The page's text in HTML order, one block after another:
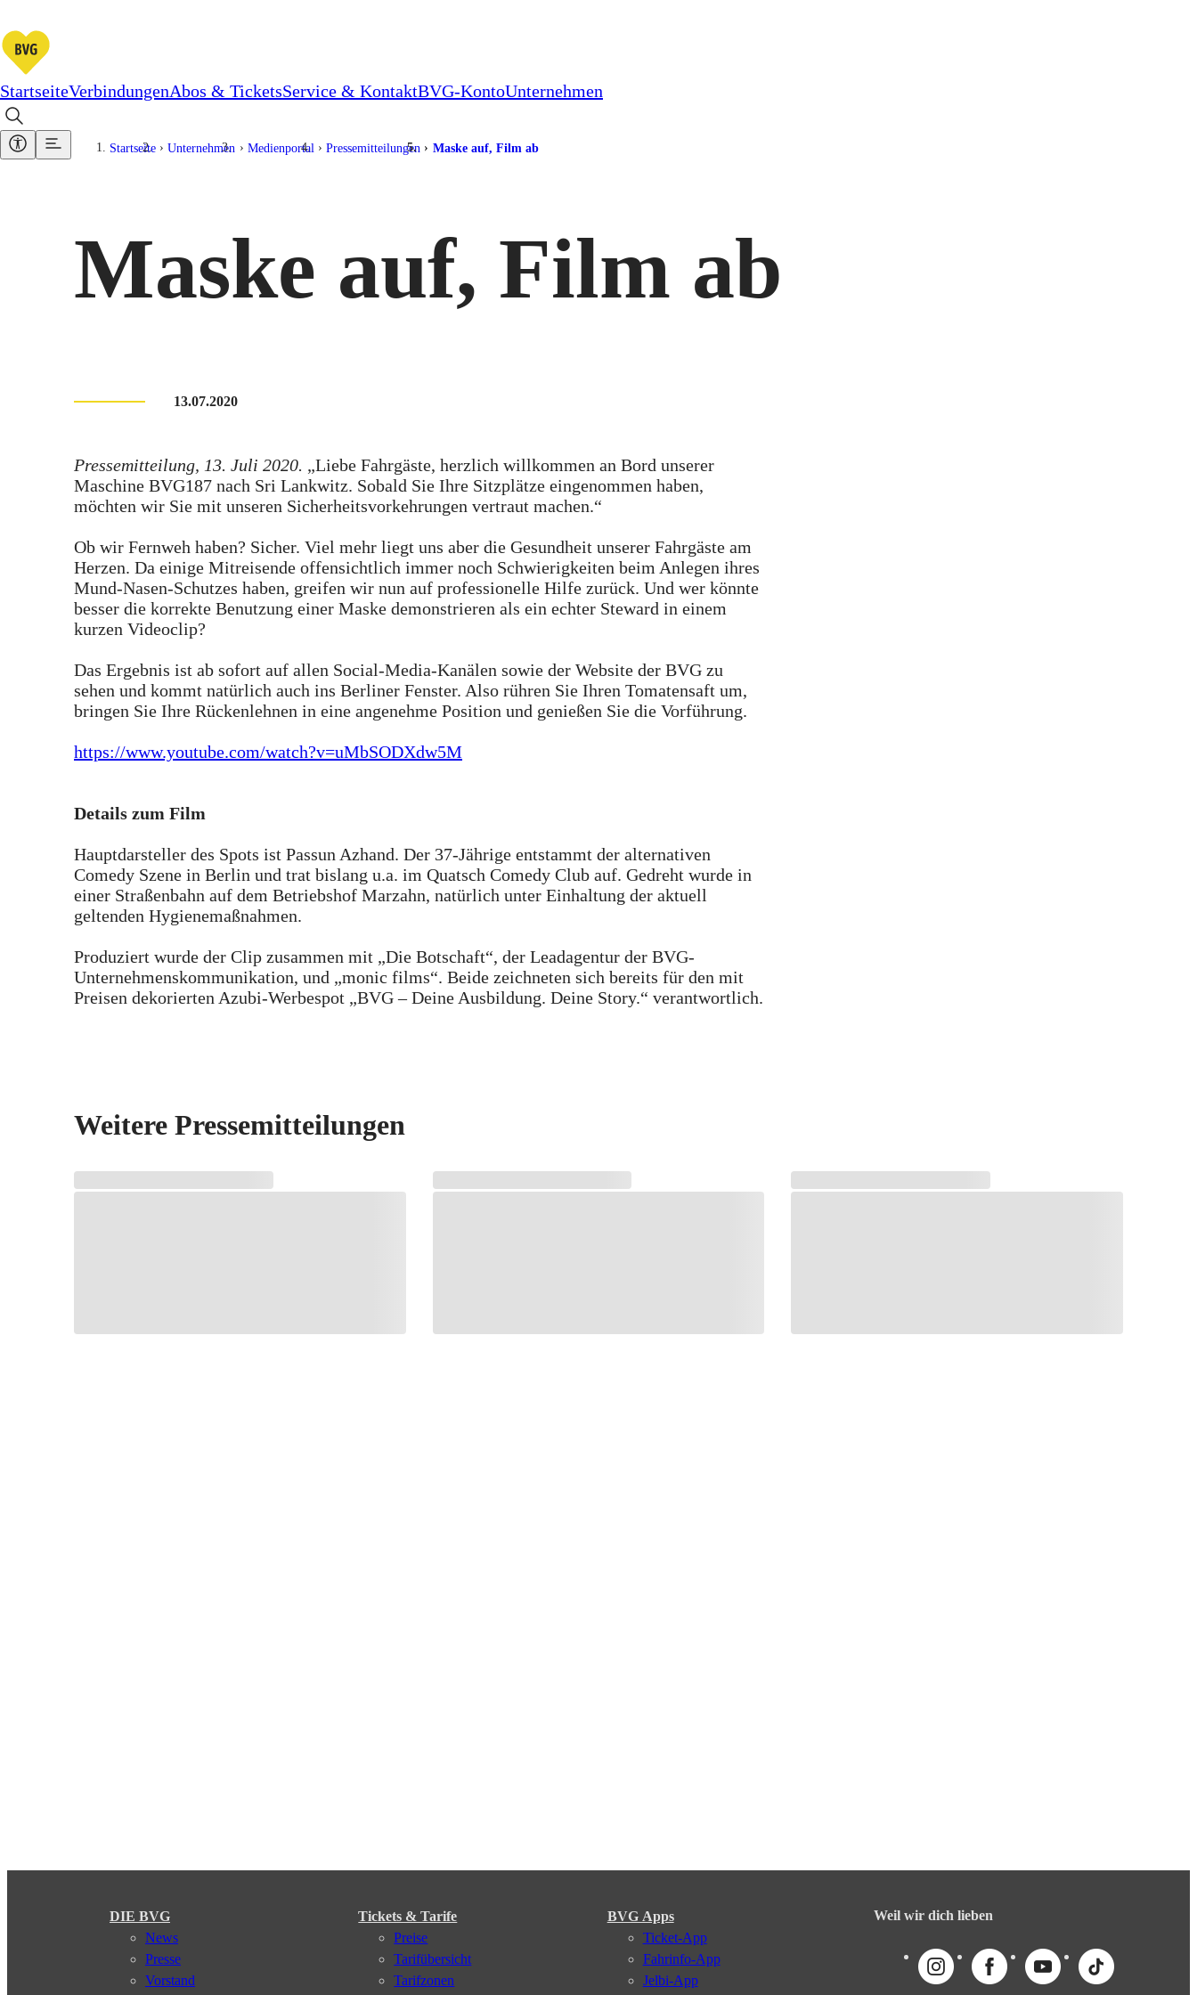
StartseiteVerbindungenAbos & TicketsService & KontaktBVG-KontoUnternehmen
Startseite Unternehmen Medienportal Pressemitteilungen Maske auf, Film ab
Maske auf, Film ab
13.07.2020
Pressemitteilung, 13. Juli 2020. „Liebe Fahrgäste, herzlich willkommen an Bord unserer
Maschine BVG187 nach Sri Lankwitz. Sobald Sie Ihre Sitzplätze eingenommen haben,
möchten wir Sie mit unseren Sicherheitsvorkehrungen vertraut machen.“
Ob wir Fernweh haben? Sicher. Viel mehr liegt uns aber die Gesundheit unserer Fahrgäste am
Herzen. Da einige Mitreisende offensichtlich immer noch Schwierigkeiten beim Anlegen ihres
Mund-Nasen-Schutzes haben, greifen wir nun auf professionelle Hilfe zurück. Und wer könnte
besser die korrekte Benutzung einer Maske demonstrieren als ein echter Steward in einem
kurzen Videoclip?
Das Ergebnis ist ab sofort auf allen Social-Media-Kanälen sowie der Website der BVG zu
sehen und kommt natürlich auch ins Berliner Fenster. Also rühren Sie Ihren Tomatensaft um,
bringen Sie Ihre Rückenlehnen in eine angenehme Position und genießen Sie die Vorführung.
https://www.youtube.com/watch?v=uMbSODXdw5M
Details zum Film
Hauptdarsteller des Spots ist Passun Azhand. Der 37-Jährige entstammt der alternativen
Comedy Szene in Berlin und trat bislang u.a. im Quatsch Comedy Club auf. Gedreht wurde in
einer Straßenbahn auf dem Betriebshof Marzahn, natürlich unter Einhaltung der aktuell
geltenden Hygienemaßnahmen.
Produziert wurde der Clip zusammen mit „Die Botschaft“, der Leadagentur der BVG-
Unternehmenskommunikation, und „monic films“. Beide zeichneten sich bereits für den mit
Preisen dekorierten Azubi-Werbespot „BVG – Deine Ausbildung. Deine Story.“ verantwortlich.
Weitere Pressemitteilungen
DIE BVG
News
Presse
Vorstand
Tickets & Tarife
Preise
Tarifübersicht
Tarifzonen
BVG Apps
Ticket-App
Fahrinfo-App
Jelbi-App
Weil wir dich lieben